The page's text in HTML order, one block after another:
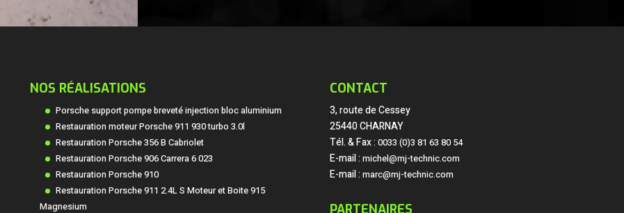
NOS RÉALISATIONS
Porsche support pompe breveté injection bloc aluminium
Restauration moteur Porsche 911 930 turbo 3.0l
Restauration Porsche 356 B Cabriolet
Restauration Porsche 906 Carrera 6 023
Restauration Porsche 910
Restauration Porsche 911 2.4L S Moteur et Boite 915
Magnesium
CONTACT
3, route de Cessey
25440 CHARNAY
Tél. & Fax : 0033 (0)3 81 63 80 54
E-mail : michel@mj-technic.com
E-mail : marc@mj-technic.com